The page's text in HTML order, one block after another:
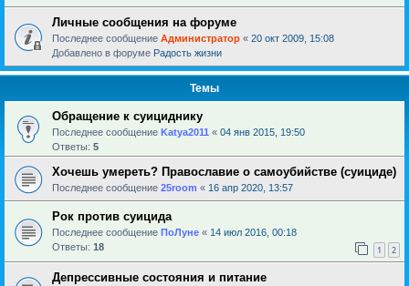
Личные сообщения на форуме
Последнее сообщение Администратор « 20 окт 2009, 15:08
Добавлено в форуме Радость жизни
Темы
Обращение к суициднику
Последнее сообщение Katya2011 « 04 янв 2015, 19:50
Ответы: 5
Хочешь умереть? Православие о самоубийстве (суициде)
Последнее сообщение 25room « 16 апр 2020, 13:57
Рок против суицида
Последнее сообщение ПоЛуне « 14 июл 2016, 00:18
Ответы: 18 1 2
Депрессивные состояния и питание